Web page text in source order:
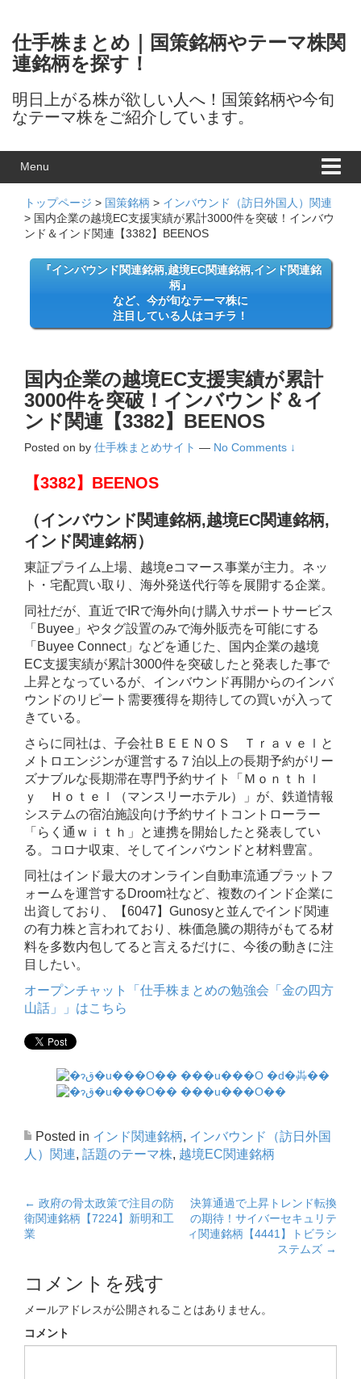
仕手株まとめ｜国策銘柄やテーマ株関
連銘柄を探す！
明日上がる株が欲しい人へ！国策銘柄や今旬
なテーマ株をご紹介しています。
Menu
トップページ > 国策銘柄 > インバウンド（訪日外国人）関連
> 国内企業の越境EC支援実績が累計3000件を突破！インバウ
ンド＆インド関連【3382】BEENOS
『インバウンド関連銘柄,越境EC関連銘柄,インド関連銘
柄』
など、今が旬なテーマ株に
注目している人はコチラ！
国内企業の越境EC支援実績が累計
3000件を突破！インバウンド＆イ
ンド関連【3382】BEENOS
Posted on by 仕手株まとめサイト — No Comments ↓
【3382】BEENOS
（インバウンド関連銘柄,越境EC関連銘柄,
インド関連銘柄）
東証プライム上場、越境eコマース事業が主力。ネッ
ト・宅配買い取り、海外発送代行等を展開する企業。
同社だが、直近でIRで海外向け購入サポートサービス
「Buyee」やタグ設置のみで海外販売を可能にする
「Buyee Connect」などを通じた、国内企業の越境
EC支援実績が累計3000件を突破したと発表した事で
上昇となっているが、インバウンド再開からのインバ
ウンドのリピート需要獲得を期待しての買いが入って
きている。
さらに同社は、子会社ＢＥＥＮＯＳ Ｔｒａｖｅｌと
メトロエンジンが運営する７泊以上の長期予約がリー
ズナブルな長期滞在専門予約サイト「Ｍｏｎｔｈｌ
ｙ Ｈｏｔｅｌ（マンスリーホテル）」が、鉄道情報
システムの宿泊施設向け予約サイトコントローラー
「らく通ｗｉｔｈ」と連携を開始したと発表してい
る。コロナ収束、そしてインバウンドと材料豊富。
同社はインド最大のオンライン自動車流通プラットフ
ォームを運営するDroom社など、複数のインド企業に
出資しており、【6047】Gunosyと並んでインド関連
の有力株と言われており、株価急騰の期待がもてる材
料を多数内包してると言えるだけに、今後の動きに注
目したい。
オープンチャット「仕手株まとめの勉強会「金の四方
山話」」はこちら
Posted in インド関連銘柄, インバウンド（訪日外国
人）関連, 話題のテーマ株, 越境EC関連銘柄
Post navigation
← 政府の骨太政策で注目の防
衛関連銘柄【7224】新明和工
業
決算通過で上昇トレンド転換
の期待！サイバーセキュリテ
ィ関連銘柄【4441】トビラシ
ステムズ →
コメントを残す
メールアドレスが公開されることはありません。
コメント